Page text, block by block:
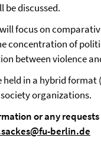
discussed.
focus on
concentration of
between violence
held in a hybrid
organizations.
or any
berlin.de